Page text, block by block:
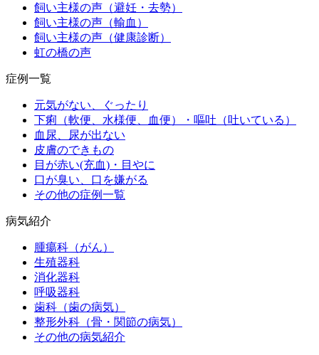
飼い主様の声（避妊・去勢）
飼い主様の声（輸血）
飼い主様の声（健康診断）
虹の橋の声
症例一覧
元気がない、ぐったり
下痢（軟便、水様便、血便）・嘔吐（吐いている）
血尿、尿が出ない
皮膚のできもの
目が赤い(充血)・目やに
口が臭い、口を嫌がる
その他の症例一覧
病気紹介
腫瘍科（がん）
生殖器科
消化器科
呼吸器科
歯科（歯の病気）
整形外科（骨・関節の病気）
その他の病気紹介